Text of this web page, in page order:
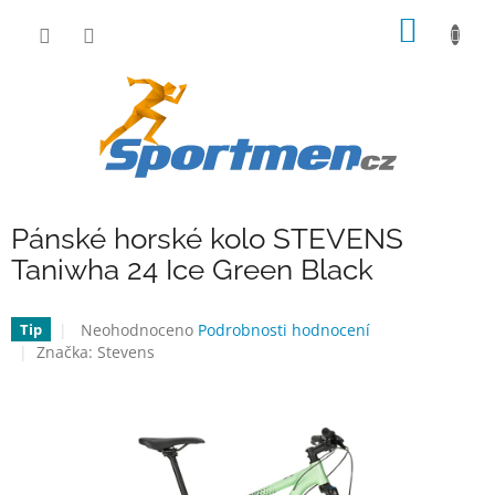
Pánské horské kolo STEVENS
Taniwha 24 Ice Green Black
Tip
Průměrné
hodnocení
Neohodnoceno Podrobnosti hodnocení
Značka: Stevens